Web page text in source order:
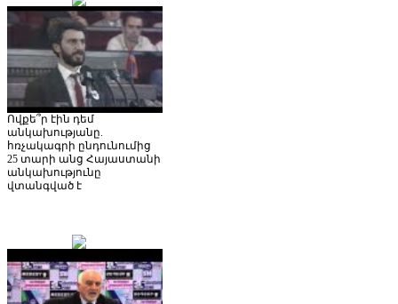
Ովքե՞ր էին դեմ
անկախությանը.
հռչակագրի ընդունումից
25 տարի անց Հայաստանի
անկախությունը
վտանգված է